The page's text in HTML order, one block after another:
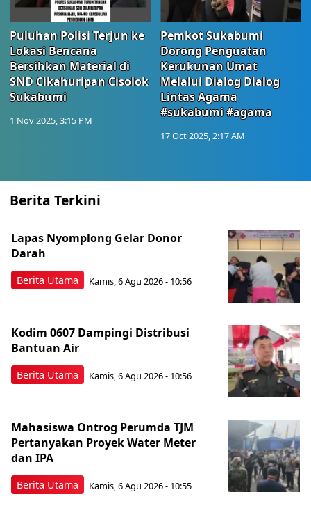
Puluhan Polisi Terjun ke
Lokasi Bencana
Bersihkan Material di
SND Cikahuripan Cisolok
Sukabumi
1 Nov 2025, 3:15 PM
Pemkot Sukabumi
Dorong Penguatan
Kerukunan Umat
Melalui Dialog Dialog
Lintas Agama
#sukabumi #agama
17 Oct 2025, 2:17 AM
Berita Terkini
Berita Utama
Lapas Nyomplong Gelar Donor
Darah
Kamis, 6 Agu 2026 - 10:56
Berita Utama
Kodim 0607 Dampingi Distribusi
Bantuan Air
Kamis, 6 Agu 2026 - 10:56
Berita Utama
Mahasiswa Ontrog Perumda TJM
Pertanyakan Proyek Water Meter
dan IPA
Kamis, 6 Agu 2026 - 10:55